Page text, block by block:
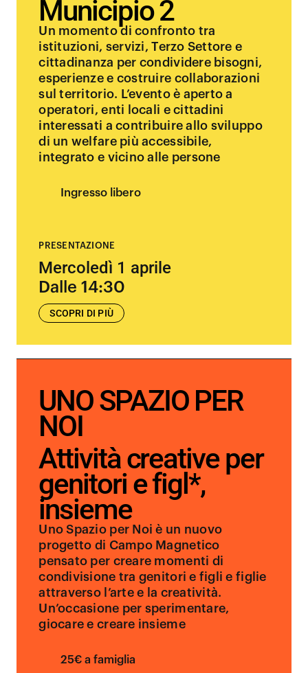
Municipio 2
Un momento di confronto tra
istituzioni, servizi, Terzo Settore e
cittadinanza per condividere bisogni,
esperienze e costruire collaborazioni
sul territorio. L’evento è aperto a
operatori, enti locali e cittadini
interessati a contribuire allo sviluppo
di un welfare più accessibile,
integrato e vicino alle persone
Ingresso libero
PRESENTAZIONE
Mercoledì 1 aprile
Dalle 14:30
SCOPRI DI PIÙ
UNO SPAZIO PER
NOI
Attività creative per
genitori e figl*,
insieme
Uno Spazio per Noi è un nuovo
progetto di Campo Magnetico
pensato per creare momenti di
condivisione tra genitori e figli e figlie
attraverso l’arte e la creatività.
Un’occasione per sperimentare,
giocare e creare insieme
25€ a famiglia